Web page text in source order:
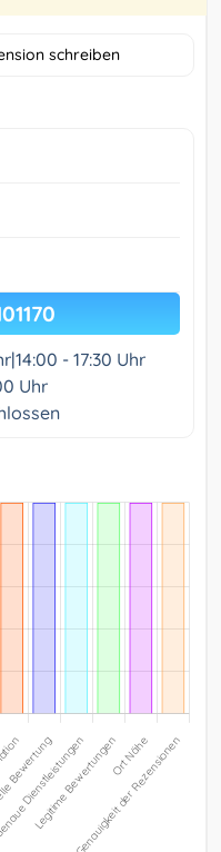
schreiben
- 17:30 Uhr
Uhr